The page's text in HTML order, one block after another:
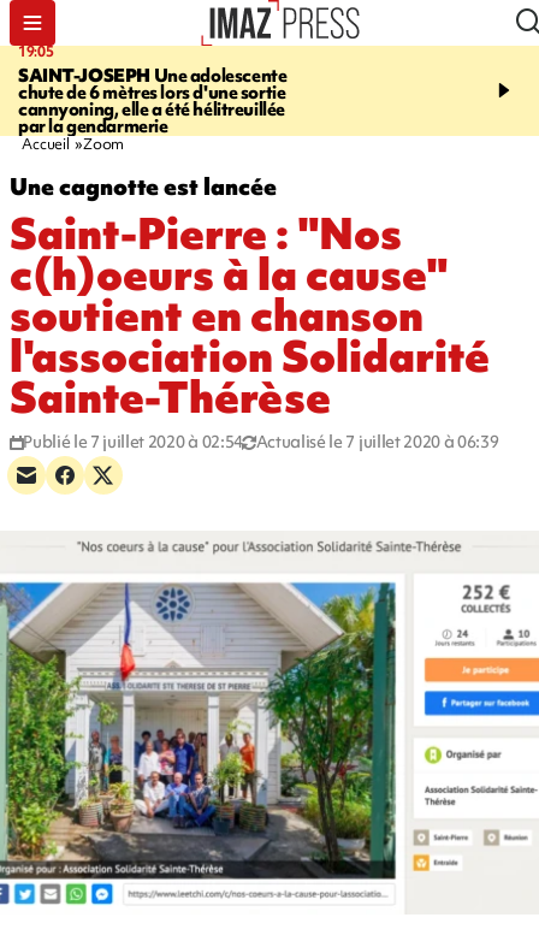
19:05
SAINT-JOSEPH Une adolescente
chute de 6 mètres lors d'une sortie
cannyoning, elle a été hélitreuillée
par la gendarmerie
20:44
rouée de coups,
Accueil Zoom
Une cagnotte est lancée
Saint-Pierre : "Nos
c(h)oeurs à la cause"
soutient en chanson
l'association Solidarité
Sainte-Thérèse
Publié le 7 juillet 2020 à 02:54 Actualisé le 7 juillet 2020 à 06:39